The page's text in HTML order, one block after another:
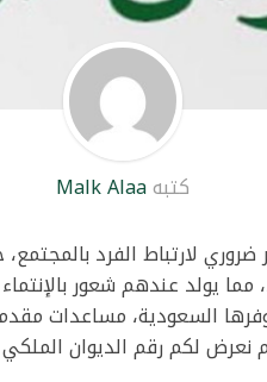
كتبهMalk Alaa
ضروري لارتباط الفرد
مما يولد عندهم شعور
السعودية، مساعدات
نعرض لكمرقم الديوان